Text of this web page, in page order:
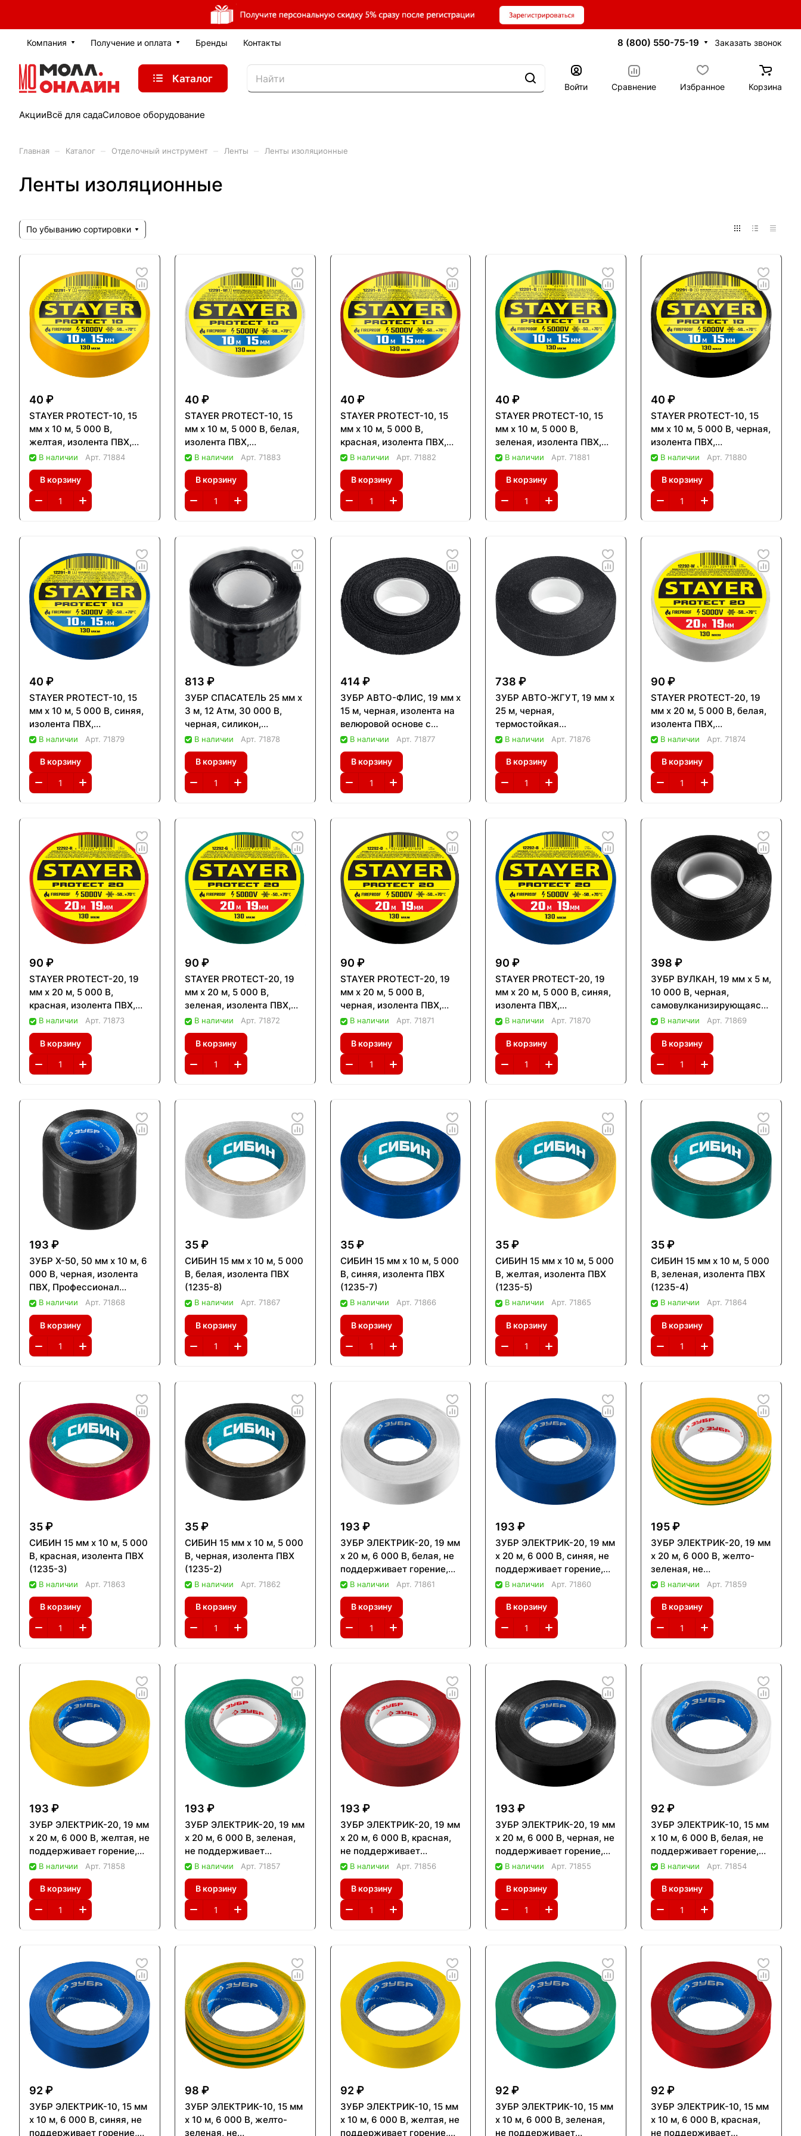
Компания Получение и оплата Бренды Контакты 8 (800) 550-75-19 Заказать звонок
Каталог
Войти Сравнение Избранное Корзина
АкцииВсё для садаСиловое оборудование
Главная Каталог Отделочный инструмент Ленты Ленты изоляционные
Ленты изоляционные
По убыванию сортировки
40 ₽
STAYER PROTECT-10, 15
мм х 10 м, 5 000 В,
желтая, изолента ПВХ,
Professional (12292-Y)
В наличии Арт. 71884
В корзину
40 ₽
STAYER PROTECT-10, 15
мм х 10 м, 5 000 В, белая,
изолента ПВХ,
Professional (12292-W)
В наличии Арт. 71883
В корзину
40 ₽
STAYER PROTECT-10, 15
мм х 10 м, 5 000 В,
красная, изолента ПВХ,
Professional (12292-R)
В наличии Арт. 71882
В корзину
40 ₽
STAYER PROTECT-10, 15
мм х 10 м, 5 000 В,
зеленая, изолента ПВХ,
Professional (12292-G)
В наличии Арт. 71881
В корзину
40 ₽
STAYER PROTECT-10, 15
мм х 10 м, 5 000 В, черная,
изолента ПВХ,
Professional (12292-D)
В наличии Арт. 71880
В корзину
40 ₽
STAYER PROTECT-10, 15
мм х 10 м, 5 000 В, синяя,
изолента ПВХ,
Professional (12292-B)
В наличии Арт. 71879
В корзину
813 ₽
ЗУБР СПАСАТЕЛЬ 25 мм х
3 м, 12 Атм, 30 000 В,
черная, силикон,
самослипающаяся
аварийно-ремонтная
изолента, Профессионал
(12381-2)
В наличии Арт. 71878
В корзину
414 ₽
ЗУБР АВТО-ФЛИС, 19 мм х
15 м, черная, изолента на
велюровой основе с
ворсом, Профессионал
(1239-2)
В наличии Арт. 71877
В корзину
738 ₽
ЗУБР АВТО-ЖГУТ, 19 мм х
25 м, черная,
термостойкая
текстильная изолента,
Профессионал (1236-2)
В наличии Арт. 71876
В корзину
90 ₽
STAYER PROTECT-20, 19
мм х 20 м, 5 000 В, белая,
изолента ПВХ,
Professional (12292-W)
В наличии Арт. 71874
В корзину
90 ₽
STAYER PROTECT-20, 19
мм х 20 м, 5 000 В,
красная, изолента ПВХ,
Professional (12292-R)
В наличии Арт. 71873
В корзину
90 ₽
STAYER PROTECT-20, 19
мм х 20 м, 5 000 В,
зеленая, изолента ПВХ,
Professional (12292-G)
В наличии Арт. 71872
В корзину
90 ₽
STAYER PROTECT-20, 19
мм х 20 м, 5 000 В,
черная, изолента ПВХ,
Professional (12292-D)
В наличии Арт. 71871
В корзину
90 ₽
STAYER PROTECT-20, 19
мм х 20 м, 5 000 В, синяя,
изолента ПВХ,
Professional (12292-B)
В наличии Арт. 71870
В корзину
398 ₽
ЗУБР ВУЛКАН, 19 мм х 5 м,
10 000 В, черная,
самовулканизирующаяся
изолента, Профессионал
(1238-2)
В наличии Арт. 71869
В корзину
193 ₽
ЗУБР Х-50, 50 мм х 10 м, 6
000 В, черная, изолента
ПВХ, Профессионал
(1237-2)
В наличии Арт. 71868
В корзину
35 ₽
СИБИН 15 мм х 10 м, 5 000
В, белая, изолента ПВХ
(1235-8)
В наличии Арт. 71867
В корзину
35 ₽
СИБИН 15 мм х 10 м, 5 000
В, синяя, изолента ПВХ
(1235-7)
В наличии Арт. 71866
В корзину
35 ₽
СИБИН 15 мм х 10 м, 5 000
В, желтая, изолента ПВХ
(1235-5)
В наличии Арт. 71865
В корзину
35 ₽
СИБИН 15 мм х 10 м, 5 000
В, зеленая, изолента ПВХ
(1235-4)
В наличии Арт. 71864
В корзину
35 ₽
СИБИН 15 мм х 10 м, 5 000
В, красная, изолента ПВХ
(1235-3)
В наличии Арт. 71863
В корзину
35 ₽
СИБИН 15 мм х 10 м, 5 000
В, черная, изолента ПВХ
(1235-2)
В наличии Арт. 71862
В корзину
193 ₽
ЗУБР ЭЛЕКТРИК-20, 19 мм
х 20 м, 6 000 В, белая, не
поддерживает горение,
изолента ПВХ,
Профессионал (1234-8)
В наличии Арт. 71861
В корзину
193 ₽
ЗУБР ЭЛЕКТРИК-20, 19 мм
х 20 м, 6 000 В, синяя, не
поддерживает горение,
изолента ПВХ,
Профессионал (1234-7)
В наличии Арт. 71860
В корзину
195 ₽
ЗУБР ЭЛЕКТРИК-20, 19 мм
х 20 м, 6 000 В, желто-
зеленая, не
поддерживает горение,
изолента ПВХ,
Профессионал (1234-6)
В наличии Арт. 71859
В корзину
193 ₽
ЗУБР ЭЛЕКТРИК-20, 19 мм
х 20 м, 6 000 В, желтая, не
поддерживает горение,
изолента ПВХ,
Профессионал (1234-5)
В наличии Арт. 71858
В корзину
193 ₽
ЗУБР ЭЛЕКТРИК-20, 19 мм
х 20 м, 6 000 В, зеленая,
не поддерживает
горение, изолента ПВХ,
Профессионал (1234-4)
В наличии Арт. 71857
В корзину
193 ₽
ЗУБР ЭЛЕКТРИК-20, 19 мм
х 20 м, 6 000 В, красная,
не поддерживает
горение, изолента ПВХ,
Профессионал (1234-3)
В наличии Арт. 71856
В корзину
193 ₽
ЗУБР ЭЛЕКТРИК-20, 19 мм
х 20 м, 6 000 В, черная, не
поддерживает горение,
изолента ПВХ,
Профессионал (1234-2)
В наличии Арт. 71855
В корзину
92 ₽
ЗУБР ЭЛЕКТРИК-10, 15 мм
х 10 м, 6 000 В, белая, не
поддерживает горение,
изолента ПВХ,
Профессионал (1233-8)
В наличии Арт. 71854
В корзину
92 ₽
ЗУБР ЭЛЕКТРИК-10, 15 мм
х 10 м, 6 000 В, синяя, не
поддерживает горение,
98 ₽
ЗУБР ЭЛЕКТРИК-10, 15 мм
х 10 м, 6 000 В, желто-
зеленая, не
92 ₽
ЗУБР ЭЛЕКТРИК-10, 15 мм
х 10 м, 6 000 В, желтая, не
поддерживает горение,
92 ₽
ЗУБР ЭЛЕКТРИК-10, 15 мм
х 10 м, 6 000 В, зеленая,
не поддерживает
92 ₽
ЗУБР ЭЛЕКТРИК-10, 15 мм
х 10 м, 6 000 В, красная,
не поддерживает